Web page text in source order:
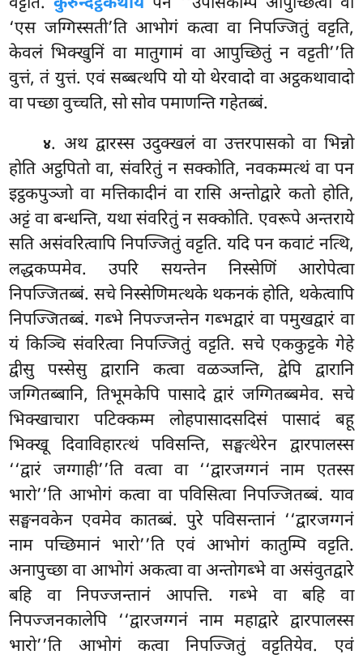
‘एस जग्गिस्सती’ति आभोगं कत्वा वा निपज्जितुं वट्टति,
केवलं भिक्खुनिं वा मातुगामं वा आपुच्छितुं न वट्टती’’ति
वुत्तं, तं युत्तं. एवं सब्बत्थपि यो यो थेरवादो वा अट्ठकथावादो
वा पच्छा वुच्चति, सो सोव पमाणन्ति गहेतब्बं.
४. अथ द्वारस्स उदुक्खलं वा उत्तरपासको वा भिन्नो
होति अट्ठपितो वा, संवरितुं न सक्कोति, नवकम्मत्थं वा पन
इट्ठकपुञ्जो वा मत्तिकादीनं वा रासि अन्तोद्वारे कतो होति,
अट्टं वा बन्धन्ति, यथा संवरितुं न सक्कोति. एवरूपे अन्तराये
सति असंवरित्वापि निपज्जितुं वट्टति. यदि पन कवाटं नत्थि,
लद्धकप्पमेव. उपरि सयन्तेन निस्सेणिं आरोपेत्वा
निपज्जितब्बं. सचे निस्सेणिमत्थके थकनकं होति, थकेत्वापि
निपज्जितब्बं. गब्भे निपज्जन्तेन गब्भद्वारं वा पमुखद्वारं वा
यं किञ्चि संवरित्वा निपज्जितुं वट्टति. सचे एककुट्टके गेहे
द्वीसु पस्सेसु द्वारानि कत्वा वळञ्जन्ति, द्वेपि द्वारानि
जग्गितब्बानि, तिभूमकेपि पासादे द्वारं जग्गितब्बमेव. सचे
भिक्खाचारा पटिक्कम्म लोहपासादसदिसं पासादं बहू
भिक्खू दिवाविहारत्थं पविसन्ति, सङ्घत्थेरेन द्वारपालस्स
‘‘द्वारं जग्गाही’’ति वत्वा वा ‘‘द्वारजग्गनं नाम एतस्स
भारो’’ति आभोगं कत्वा वा पविसित्वा निपज्जितब्बं. याव
सङ्घनवकेन एवमेव कातब्बं. पुरे पविसन्तानं ‘‘द्वारजग्गनं
नाम पच्छिमानं भारो’’ति एवं आभोगं कातुम्पि वट्टति.
अनापुच्छा वा आभोगं अकत्वा वा अन्तोगब्भे वा असंवुतद्वारे
बहि वा निपज्जन्तानं आपत्ति. गब्भे वा बहि वा
निपज्जनकालेपि ‘‘द्वारजग्गनं नाम महाद्वारे द्वारपालस्स
भारो’’ति आभोगं कत्वा निपज्जितुं वट्टतियेव. एवं